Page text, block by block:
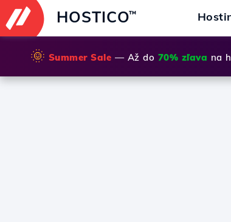
HOSTICO™
🌞 Summer Sale — Až do 70% zľava na